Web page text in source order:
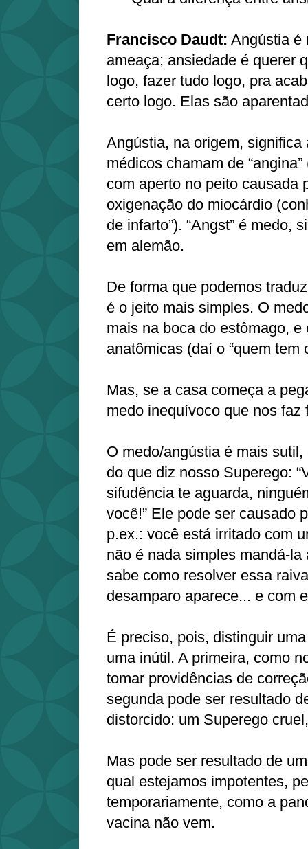
Francisco Daudt: Angústia é
ameaça; ansiedade é querer
logo, fazer tudo logo, pra
certo logo. Elas são
Angústia, na origem, significa
médicos chamam de
com aperto no peito causada
oxigenação do miocárdio
de infarto”). “Angst” é medo,
em alemão.
De forma que podemos
é o jeito mais simples. O
mais na boca do estômago, e
anatômicas (daí o “quem tem
Mas, se a casa começa a
medo inequívoco que nos faz
O medo/angústia é mais
do que diz nosso Superego:
sifudência te aguarda,
você!” Ele pode ser causado
p.ex.: você está irritado com
não é nada simples mandá-
sabe como resolver essa
desamparo aparece... e com
É preciso, pois, distinguir
uma inútil. A primeira, como
tomar providências de
segunda pode ser resultado
distorcido: um Superego
Mas pode ser resultado de
qual estejamos impotentes,
temporariamente, como a
vacina não vem.